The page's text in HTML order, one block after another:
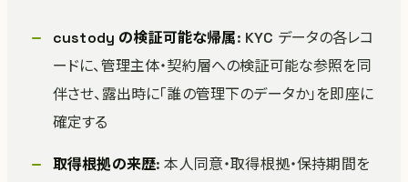
custody の検証可能な帰属: KYC データの各レコ
ードに、管理主体・契約層への検証可能な参照を同
伴させ、露出時に「誰の管理下のデータか」を即座に
確定する
取得根拠の来歴: 本人同意・取得根拠・保持期間を